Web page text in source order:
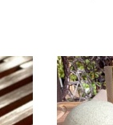
Eponge
Konjac
à
l'Aloe